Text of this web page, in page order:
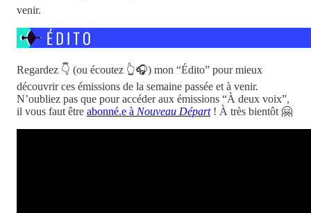
venir.
Regardez 👇 (ou écoutez 👆🎧) mon “Édito” pour mieux
découvrir ces émissions de la semaine passée et à venir.
N’oubliez pas que pour accéder aux émissions “À deux voix”,
il vous faut être abonné.e à Nouveau Départ ! À très bientôt 🤗